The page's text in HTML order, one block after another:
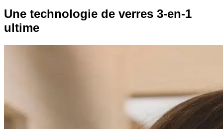
Une technologie de verres 3-en-1
ultime